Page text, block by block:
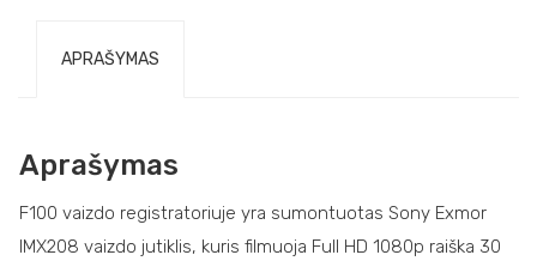
APRAŠYMAS
Aprašymas
F100 vaizdo registratoriuje yra sumontuotas Sony Exmor
IMX208 vaizdo jutiklis, kuris filmuoja Full HD 1080p raiška 30